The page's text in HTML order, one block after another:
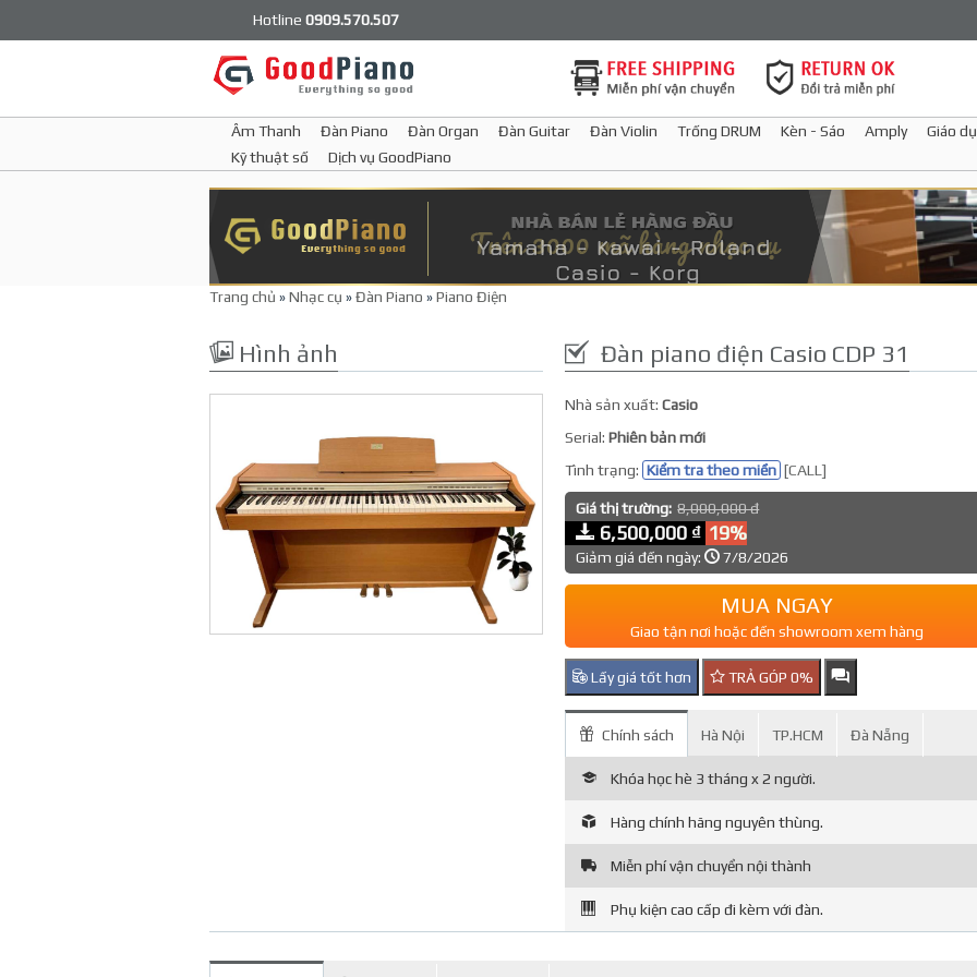
Hotline 0909.570.507
Âm Thanh Đàn Piano Đàn Organ Đàn Guitar Đàn Violin Trống DRUM Kèn - Sáo Amply Giáo
Kỹ thuật số
Dịch vụ GoodPiano
Trang chủ »Nhạc cụ »Đàn Piano »Piano Điện
Hình ảnh Đàn piano điện Casio CDP 31
Nhà sản xuất:Casio
Serial:Phiên bản mới
Tình trạng: Kiểm tra theo miền [CALL]
Giá thị trường: 8,000,000 đ
6,500,000 ₫ 19%
Giảm giá đến ngày: 7/8/2026
MUA NGAY
Giao tận nơi hoặc đến showroom xem hàng
Lấy giá tốt hơn TRẢ GÓP 0%
Chính sách Hà Nội TP.HCM Đà Nẵng
Khóa học hè 3 tháng x 2 người.
Hàng chính hãng nguyên thùng.
Miễn phí vận chuyển nội thành
Phụ kiện cao cấp đi kèm với đàn.